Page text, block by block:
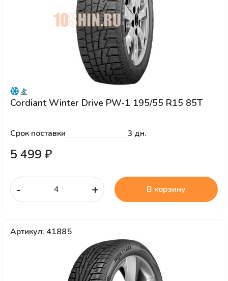
Cordiant Winter Drive PW-1 195/55 R15 85T
Срок поставки 3 дн.
5 499 ₽
- + В корзину
Артикул: 41885